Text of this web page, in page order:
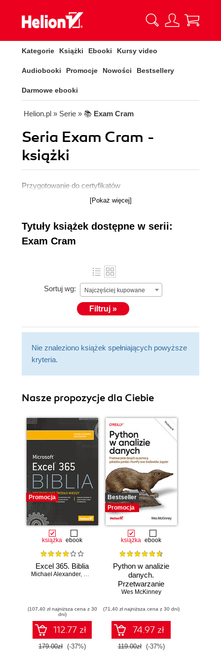
Kategorie Książki Ebooki Kursy video
Audiobooki Promocje Nowości Bestsellery
Darmowe ebooki
Helion.pl » Serie » 📚 Exam Cram
Seria Exam Cram -
książki
Przygotowanie do certyfikatów
[Pokaż więcej]
Tytuły książek dostępne w serii:
Exam Cram
Sortuj wg: Najczęściej kupowane
Filtruj »
Nie znaleziono książek spełniających powyższe
kryteria.
Nasze propozycje dla Ciebie
Promocja
książka ebook
Excel 365. Biblia
Michael Alexander, Dick Kusleika
(107,40 zł najniższa cena z 30
dni)
112.77 zł
179.00zł (-37%)
Bestseller
Promocja
książka ebook
Python w analizie
danych.
Przetwarzanie
danych za pomocą
NumPy oraz
środowiska
Jupyter. Wydanie
III
Wes McKinney
(71,40 zł najniższa cena z 30 dni)
74.97 zł
119.00zł (-37%)